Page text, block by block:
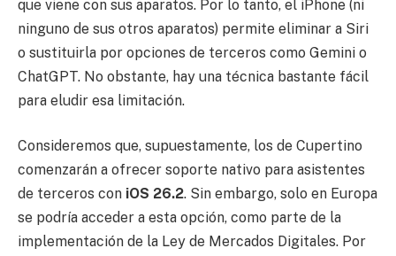
que viene con sus aparatos. Por lo tanto, el iPhone (ni
ninguno de sus otros aparatos) permite eliminar a Siri
o sustituirla por opciones de terceros como Gemini o
ChatGPT. No obstante, hay una técnica bastante fácil
para eludir esa limitación.
Consideremos que, supuestamente, los de Cupertino
comenzarán a ofrecer soporte nativo para asistentes
de terceros con iOS 26.2. Sin embargo, solo en Europa
se podría acceder a esta opción, como parte de la
implementación de la Ley de Mercados Digitales. Por